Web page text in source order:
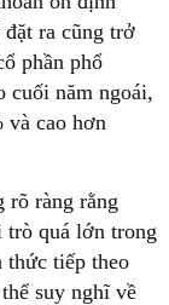
đặt ra cũng trở
phần phổ
cuối năm ngoái,
cao hơn
rõ ràng rằng
trò quá lớn trong
thức tiếp theo
suy nghĩ về